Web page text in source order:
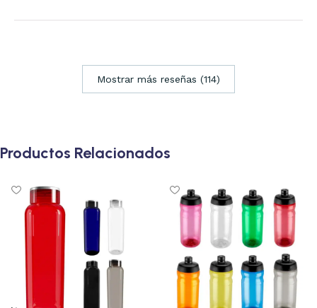
Mostrar más reseñas (114)
Productos Relacionados